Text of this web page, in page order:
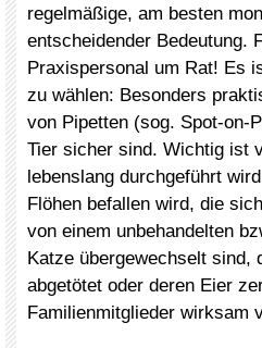
regelmäßige, am besten
entscheidender Bedeutung.
Praxispersonal um Rat! Es
zu wählen: Besonders
von Pipetten (sog. Spot-on-
Tier sicher sind. Wichtig ist
lebenslang durchgeführt
Flöhen befallen wird, die
von einem unbehandelten
Katze übergewechselt sind,
abgetötet oder deren Eier
Familienmitglieder wirksam